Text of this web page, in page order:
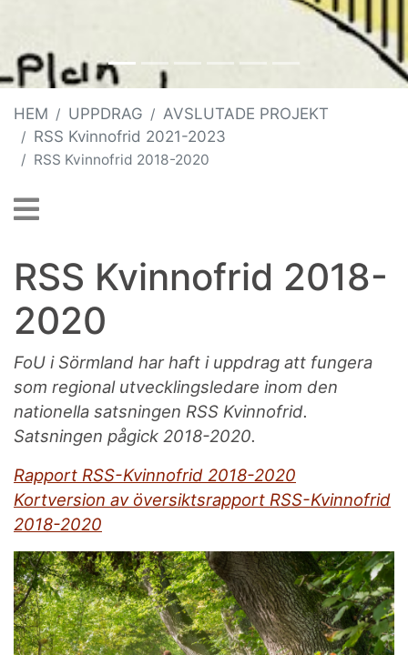
HEM UPPDRAG
AVSLUTADE PROJEKT
RSS Kvinnofrid 2021-2023
RSS Kvinnofrid 2018-2020
RSS Kvinnofrid 2018-
2020
FoU i Sörmland har haft i uppdrag att fungera
som regional utvecklingsledare inom den
nationella satsningen RSS Kvinnofrid.
Satsningen pågick 2018-2020.
Rapport RSS-Kvinnofrid 2018-2020
Kortversion av översiktsrapport RSS-Kvinnofrid
2018-2020